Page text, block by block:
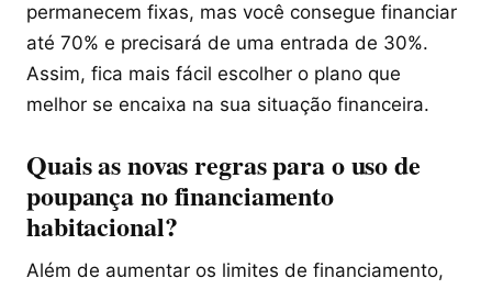
permanecem fixas, mas você consegue financiar
até 70% e precisará de uma entrada de 30%.
Assim, fica mais fácil escolher o plano que
melhor se encaixa na sua situação financeira.
Quais as novas regras para o uso de
poupança no financiamento
habitacional?
Além de aumentar os limites de financiamento,